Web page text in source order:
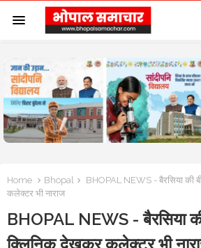
Home Bhopal
BHOPAL NEWS - बैरसिया की
कलेक्टर भी नाराज
BHOPAL NEWS - बैरसिया